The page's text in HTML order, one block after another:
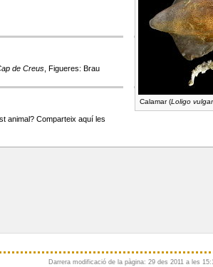
Calamar (Loligo
de Creus, Figueres: Brau
animal? Comparteix aquí les
Darrera modificació de la pàgina: 29 des 2011 a les